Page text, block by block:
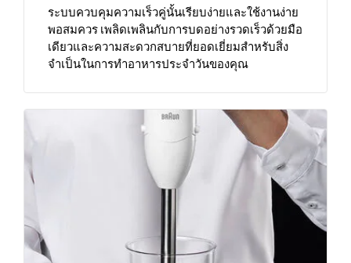
ระบบควบคุมความเร็วคู่นั้นเรียบง่ายและใช้งานง่าย
พอสมควร เพลิดเพลินกับการบดอย่างรวดเร็วด้วยมือ
เดียวและความสะดวกสบายที่ยอดเยี่ยมสำหรับสิ่ง
จำเป็นในการทำอาหารประจำวันของคุณ